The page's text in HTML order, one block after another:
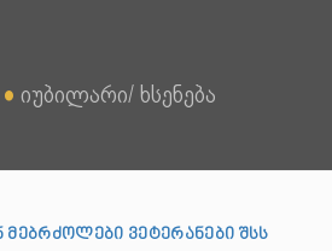
● იუბილარი/ ხსენება
მებრძოლები ვეტერანები შსს